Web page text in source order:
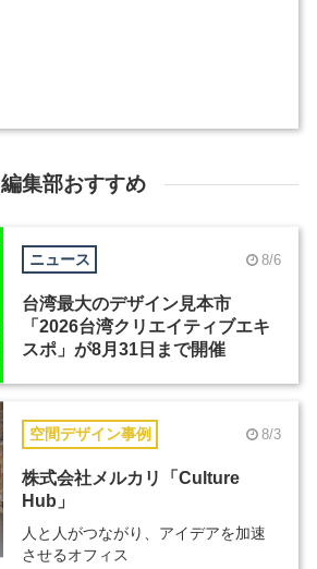
編集部おすすめ
ニュース 8/6
台湾最大のデザイン見本市
「2026台湾クリエイティブエキ
スポ」が8月31日まで開催
空間デザイン事例 8/3
株式会社メルカリ「Culture
Hub」
人と人がつながり、アイデアを加速
させるオフィス